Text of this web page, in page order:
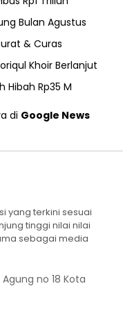
Bulan Agustus
& Curas
Khoir Berlanjut
Hibah Rp35 M
di Google News
yang terkini sesuai
tinggi nilai nilai
sebagai media
no 18 Kota